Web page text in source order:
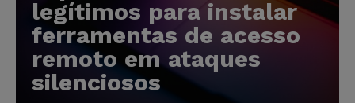
legítimos para instalar
ferramentas de acesso
remoto em ataques
silenciosos